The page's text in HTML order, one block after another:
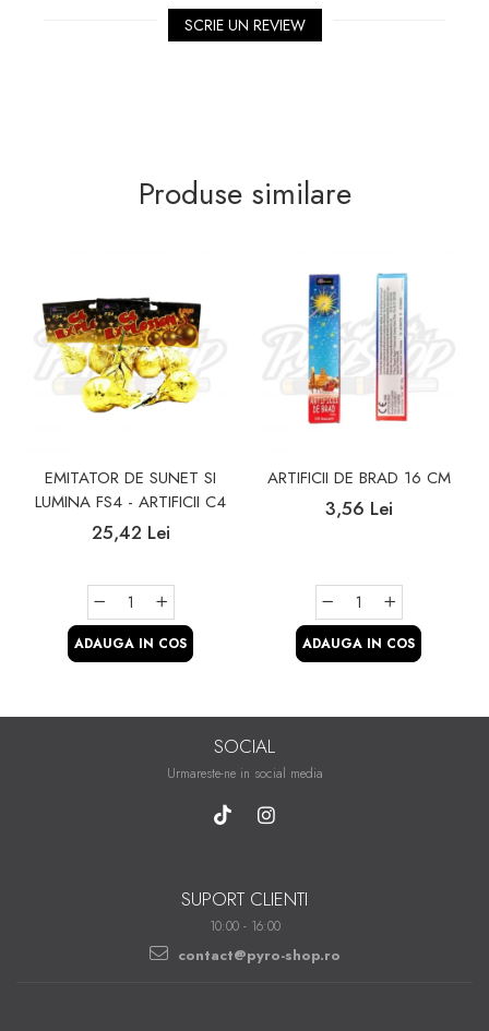
SCRIE UN REVIEW
Produse similare
EMITATOR DE SUNET SI
LUMINA FS4 - ARTIFICII C4
25,42 Lei
ADAUGA IN COS
ARTIFICII DE BRAD 16 CM
3,56 Lei
ADAUGA IN COS
SOCIAL
Urmareste-ne in social media
SUPORT CLIENTI
10:00 - 16:00
contact@pyro-shop.ro